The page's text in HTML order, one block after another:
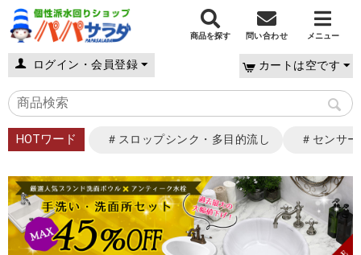
商品を探す 問い合わせ メニュー
ログイン・会員登録 カートは空です
HOTワード ＃スロップシンク・多目的流し ＃センサ